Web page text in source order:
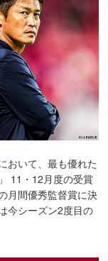
おいて、最も優れた
11・12月度の受賞
月間優秀監督賞に決
今シーズン2度目の